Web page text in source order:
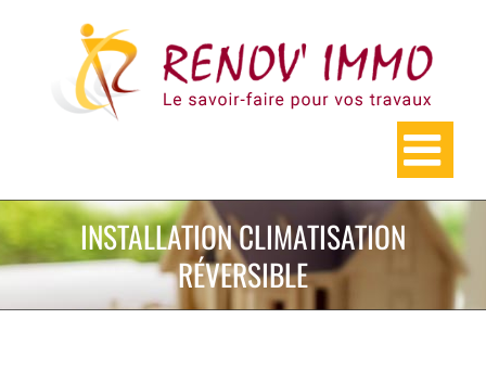
INSTALLATION CLIMATISATION
RÉVERSIBLE